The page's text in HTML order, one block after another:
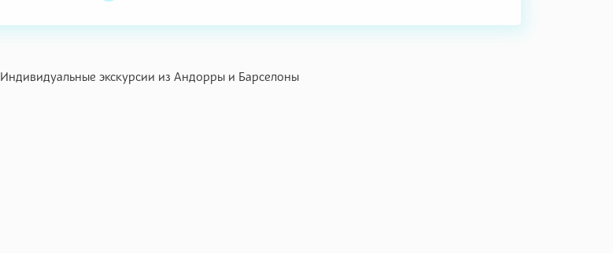
Индивидуальные экскурсии из Андорры и Барселоны